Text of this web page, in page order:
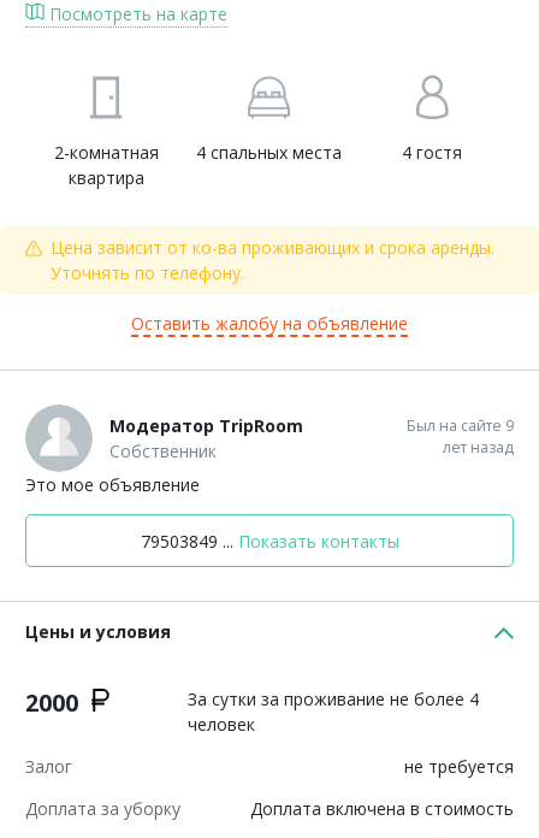
Посмотреть на карте
2-комнатная
квартира
4 спальных места 4 гостя
Цена зависит от ко-ва проживающих и срока аренды.
Уточнять по телефону.
Оставить жалобу на объявление
Модератор TripRoom
Собственник
Был на сайте 9
лет назад
Это мое объявление
79503849 ... Показать контакты
Цены и условия
2000
За сутки за проживание не более 4
человек
Залог
не требуется
Доплата за уборку
Доплата включена в стоимость